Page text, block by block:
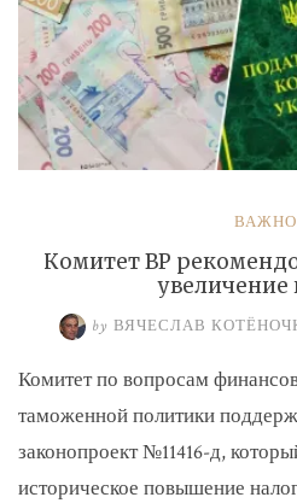
Комитет ВР
увеличение
by ВЯЧЕСЛАВ
Комитет по вопросам
таможенной политики
законопроект №11416-д,
историческое повышение